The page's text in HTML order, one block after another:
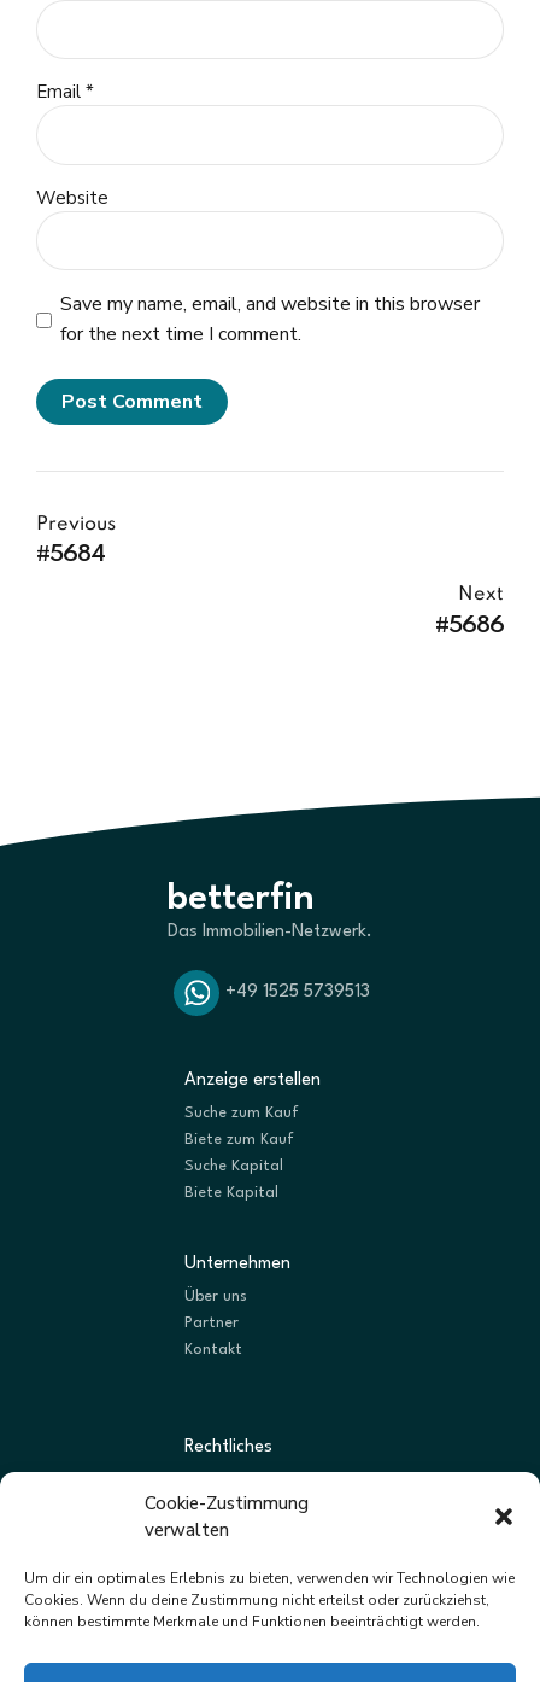
Cookie-Zustimmung
verwalten
Um dir ein optimales Erlebnis zu bieten, verwenden wir Technologien wie
Cookies. Wenn du deine Zustimmung nicht erteilst oder zurückziehst,
können bestimmte Merkmale und Funktionen beeinträchtigt werden.
Email *
Website
Save my name, email, and website in this browser
for the next time I comment.
Post Comment
Previous
#5684
Next
#5686
betterfin
Das Immobilien-Netzwerk.
+49 1525 5739513
Anzeige erstellen
Suche zum Kauf
Biete zum Kauf
Suche Kapital
Biete Kapital
Unternehmen
Über uns
Partner
Kontakt
Rechtliches
Datenschutz
Impressum
Newsletter